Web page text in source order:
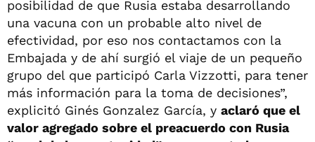
posibilidad de que Rusia estaba desarrollando
una vacuna con un probable alto nivel de
efectividad, por eso nos contactamos con la
Embajada y de ahí surgió el viaje de un pequeño
grupo del que participó Carla Vizzotti, para tener
más información para la toma de decisiones”,
explicitó Ginés Gonzalez García, y aclaró que el
valor agregado sobre el preacuerdo con Rusia